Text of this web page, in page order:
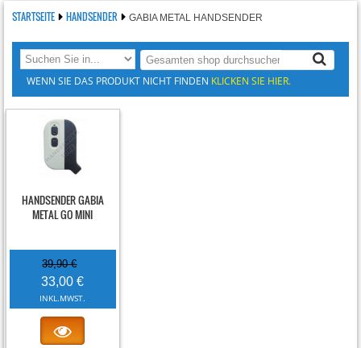
STARTSEITE HANDSENDER GABIA METAL HANDSENDER
WENN SIE DAS PRODUKT NICHT FINDEN KLICKEN SIE HIER.
HANDSENDER GABIA
METAL GO MINI
39,90 €
33,00 €
INKL.MWST.